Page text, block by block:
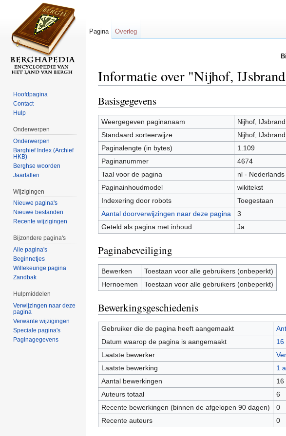
Informatie over "Nijhof,
Basisgegevens
Weergegeven paginanaam
Nijhof, IJsbrand
Standaard sorteerwijze
Nijhof, IJsbrand
Paginalengte (in bytes)
1.109
Paginanummer
4674
Taal voor de pagina
nl - Nederlands
Paginainhoudmodel
wikitekst
Indexering door robots
Toegestaan
Aantal doorverwijzingen naar deze pagina
3
Geteld als pagina met inhoud
Ja
Paginabeveiliging
Bewerken
Toestaan voor alle gebruikers (onbeperkt)
Hernoemen
Toestaan voor alle gebruikers (onbeperkt)
Bewerkingsgeschiedenis
Gebruiker die de pagina heeft aangemaakt
Datum waarop de pagina is aangemaakt
16
Laatste bewerker
Laatste bewerking
1
Aantal bewerkingen
16
Auteurs totaal
6
Recente bewerkingen (binnen de afgelopen 90 dagen)
0
Recente auteurs
0
Pagina Overleg
Hoofdpagina
Contact
Hulp
Onderwerpen
Onderwerpen
Barghief Index (Archief
HKB)
Berghse woorden
Jaartallen
Wijzigingen
Nieuwe pagina's
Nieuwe bestanden
Recente wijzigingen
Bijzondere pagina's
Alle pagina's
Beginnetjes
Willekeurige pagina
Zandbak
Hulpmiddelen
Verwijzingen naar deze
pagina
Verwante wijzigingen
Speciale pagina's
Paginagegevens